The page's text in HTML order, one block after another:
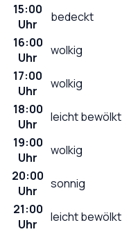
15:00
Uhr
bedeckt
16:00
Uhr
wolkig
17:00
Uhr
wolkig
18:00
Uhr
leicht bewölkt
19:00
Uhr
wolkig
20:00
Uhr
sonnig
21:00
Uhr
leicht bewölkt